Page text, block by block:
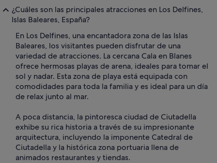
¿Cuáles son las principales atracciones en Los Delfines,
Islas Baleares, España?
En Los Delfines, una encantadora zona de las Islas
Baleares, los visitantes pueden disfrutar de una
variedad de atracciones. La cercana Cala en Blanes
ofrece hermosas playas de arena, ideales para tomar el
sol y nadar. Esta zona de playa está equipada con
comodidades para toda la familia y es ideal para un día
de relax junto al mar.
A poca distancia, la pintoresca ciudad de Ciutadella
exhibe su rica historia a través de su impresionante
arquitectura, incluyendo la imponente Catedral de
Ciutadella y la histórica zona portuaria llena de
animados restaurantes y tiendas.